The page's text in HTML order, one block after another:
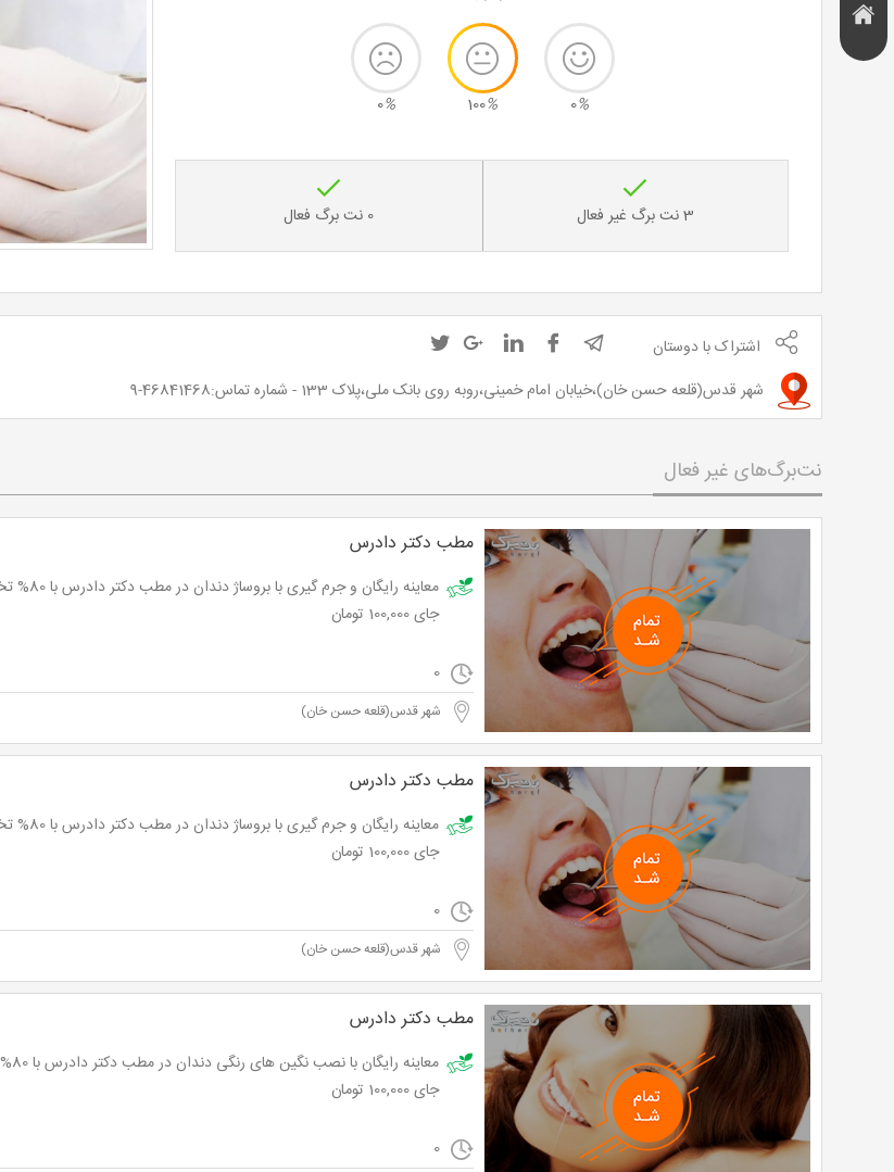
تخفیف
هتل و
اقامتگاه
0%
100%
0%
3 نت برگ غیر فعال 0 نت برگ فعال
اشتراک با دوستان
شهر قدس(قلعه حسن خان)،خیابان امام خمینی،روبه روی بانک ملی،پلاک 133 - شماره تماس:46841468-9
نت‌برگ‌های غیر فعال
مطب دکتر دادرس
جای 100,000 تومان
0
شهر قدس(قلعه حسن خان)
مطب دکتر دادرس
جای 100,000 تومان
0
شهر قدس(قلعه حسن خان)
مطب دکتر دادرس
جای 100,000 تومان
0